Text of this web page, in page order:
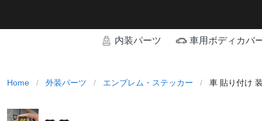
内装パーツ 車用ボディカバ
Home / 外装パーツ / エンブレム・ステッカー / 車 貼り付け